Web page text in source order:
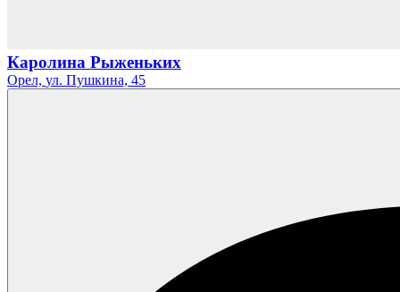
Каролина Рыженьких
Орел, ул. Пушкина, 45